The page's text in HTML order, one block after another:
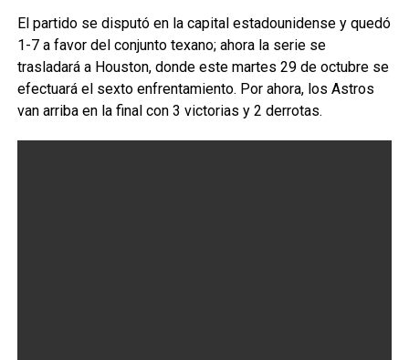
El partido se disputó en la capital estadounidense y quedó
1-7 a favor del conjunto texano; ahora la serie se
trasladará a Houston, donde este martes 29 de octubre se
efectuará el sexto enfrentamiento. Por ahora, los Astros
van arriba en la final con 3 victorias y 2 derrotas.